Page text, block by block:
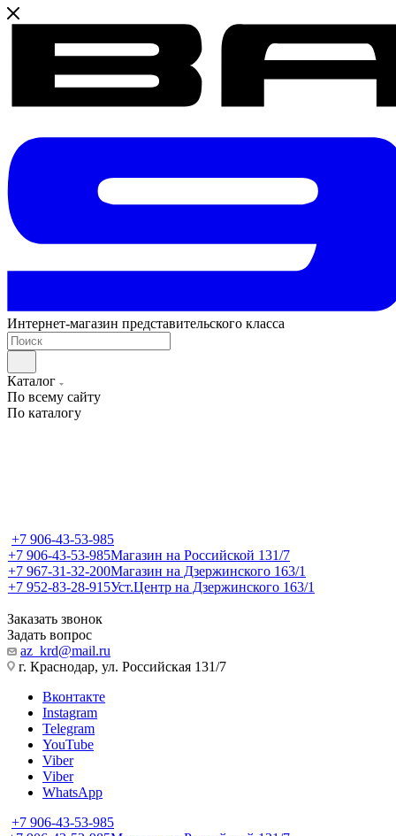
Интернет-магазин представительского класса
Каталог
По всему сайту
По каталогу
+7 906-43-53-985
+7 906-43-53-985Магазин на Российской 131/7
+7 967-31-32-200Магазин на Дзержинского 163/1
+7 952-83-28-915Уст.Центр на Дзержинского 163/1
Заказать звонок
Задать вопрос
az_krd@mail.ru
г. Краснодар, ул. Российская 131/7
Вконтакте
Instagram
Telegram
YouTube
Viber
Viber
WhatsApp
+7 906-43-53-985